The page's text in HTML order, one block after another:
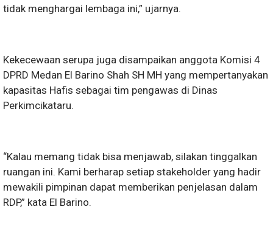
tidak menghargai lembaga ini,” ujarnya.
Kekecewaan serupa juga disampaikan anggota Komisi 4
DPRD Medan El Barino Shah SH MH yang mempertanyakan
kapasitas Hafis sebagai tim pengawas di Dinas
Perkimcikataru.
“Kalau memang tidak bisa menjawab, silakan tinggalkan
ruangan ini. Kami berharap setiap stakeholder yang hadir
mewakili pimpinan dapat memberikan penjelasan dalam
RDP,” kata El Barino.